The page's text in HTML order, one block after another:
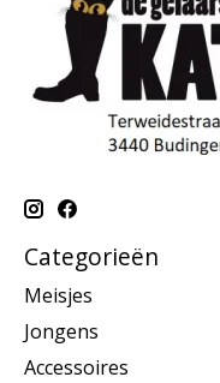
Categorieën
Meisjes
Jongens
Accessoires